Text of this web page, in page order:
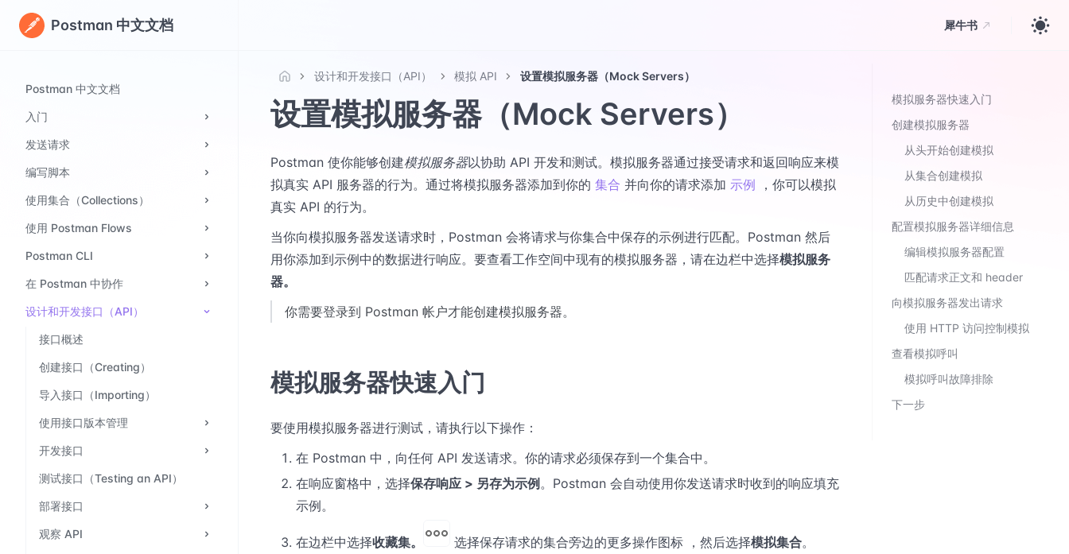
Postman 中文文档 犀牛书
Postman 中文文档
入门
发送请求
编写脚本
使用集合（Collections）
使用 Postman Flows
Postman CLI
在 Postman 中协作
设计和开发接口（API）
接口概述
创建接口（Creating）
导入接口（Importing）
使用接口版本管理
开发接口
测试接口（Testing an API）
部署接口
观察 API
设计和开发接口（API） 模拟 API 设置模拟服务器（Mock Servers）
设置模拟服务器（Mock Servers）
Postman 使你能够创建模拟服务器以协助 API 开发和测试。模拟服务器通过接受请求和返回响应来模
拟真实 API 服务器的行为。通过将模拟服务器添加到你的 集合 并向你的请求添加 示例 ，你可以模拟
真实 API 的行为。
当你向模拟服务器发送请求时，Postman 会将请求与你集合中保存的示例进行匹配。Postman 然后
用你添加到示例中的数据进行响应。要查看工作空间中现有的模拟服务器，请在边栏中选择模拟服务
器。
你需要登录到 Postman 帐户才能创建模拟服务器。
模拟服务器快速入门
要使用模拟服务器进行测试，请执行以下操作：
在 Postman 中，向任何 API 发送请求。你的请求必须保存到一个集合中。
在响应窗格中，选择保存响应 > 另存为示例 。Postman 会自动使用你发送请求时收到的响应填充
示例。
在边栏中选择收藏集。 选择保存请求的集合旁边的更多操作图标 ，然后选择模拟集合。
模拟服务器快速入门
创建模拟服务器
从头开始创建模拟
从集合创建模拟
从历史中创建模拟
配置模拟服务器详细信息
编辑模拟服务器配置
匹配请求正文和 header
向模拟服务器发出请求
使用 HTTP 访问控制模拟
查看模拟呼叫
模拟呼叫故障排除
下一步